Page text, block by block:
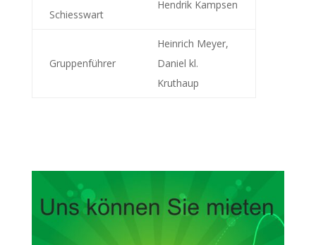
Schiesswart
Hendrik Kampsen
Gruppenführer
Heinrich Meyer,
Daniel kl.
Kruthaup